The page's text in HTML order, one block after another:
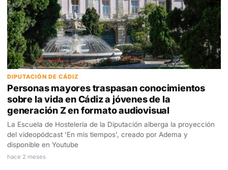
DIPUTACIÓN DE CÁDIZ
Personas mayores traspasan conocimientos
sobre la vida en Cádiz a jóvenes de la
generación Z en formato audiovisual
La Escuela de Hostelería de la Diputación alberga la proyección
del videopódcast ‘En mis tiempos’, creado por Adema y
disponible en Youtube
hace 2 meses